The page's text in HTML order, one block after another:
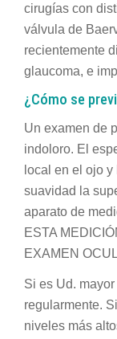
cirugías con
válvula de
recientemente
glaucoma, e
¿Cómo se
Un examen de
indoloro. El
local en el ojo
suavidad la
aparato de
ESTA
EXAMEN
Si es Ud.
regularmente.
niveles más